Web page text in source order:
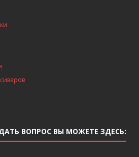
ВОПРОС ВЫ МОЖЕТЕ ЗДЕСЬ: